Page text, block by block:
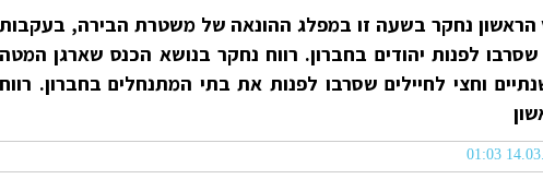
הראשון נחקר בשעה זו במפלג ההונאה של משטרת הבירה, בעקבות
לפנות יהודים בחברון. רווח נחקר בנושא הכנס שארגן המטה
וחצי לחיילים שסרבו לפנות את בתי המתנחלים בחברון. רווח